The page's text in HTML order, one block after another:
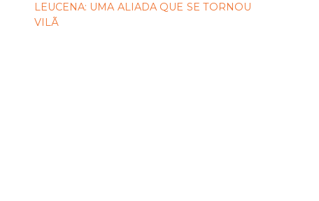
LEUCENA: UMA ALIADA QUE SE TORNOU
VILÃ